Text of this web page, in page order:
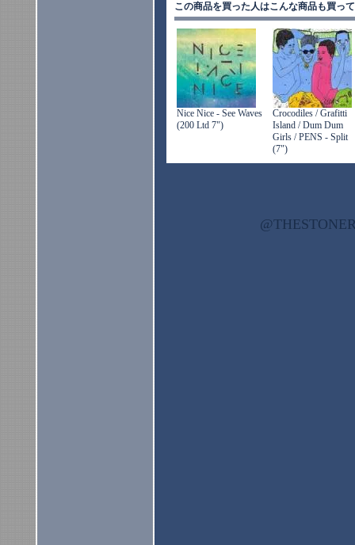
この商品を買った人はこんな商品も買っ
Nice Nice - See Waves
(200 Ltd 7")
Crocodiles / Grafitti
Island / Dum Dum
Girls / PENS - Split
(7")